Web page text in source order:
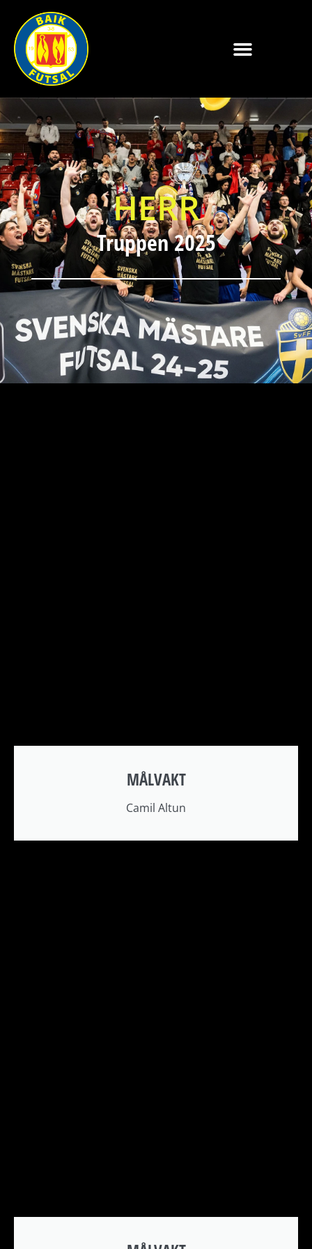
HERR
Truppen 2025
MÅLVAKT
Camil Altun